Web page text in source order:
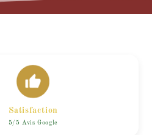
Satisfaction
5/5 Avis Google